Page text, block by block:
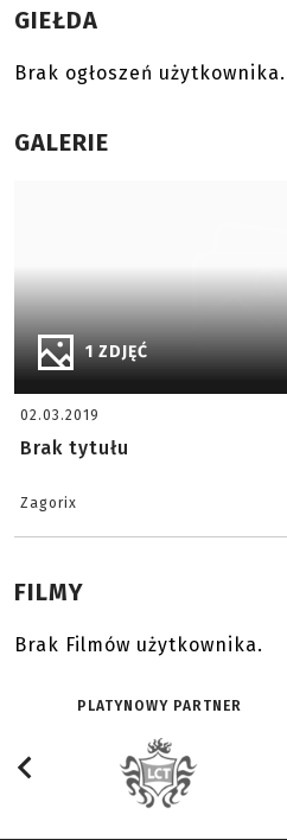
GIEŁDA
Brak ogłoszeń użytkownika.
GALERIE
1 ZDJĘĆ
02.03.2019
Brak tytułu
Zagorix
FILMY
Brak Filmów użytkownika.
PLATYNOWY PARTNER